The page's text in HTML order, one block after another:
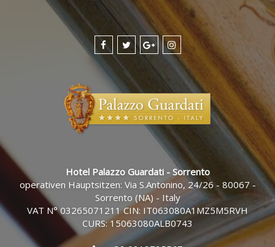
Hotel Palazzo Guardati - Sorrento
operativen Hauptsitzen: Via S.Antonino, 24/26 - 80067 -
Sorrento (NA) - Italy
VAT N° 03265071211 CIN: IT063080A1MZ5M5RVH
CURS: 15063080ALB0743